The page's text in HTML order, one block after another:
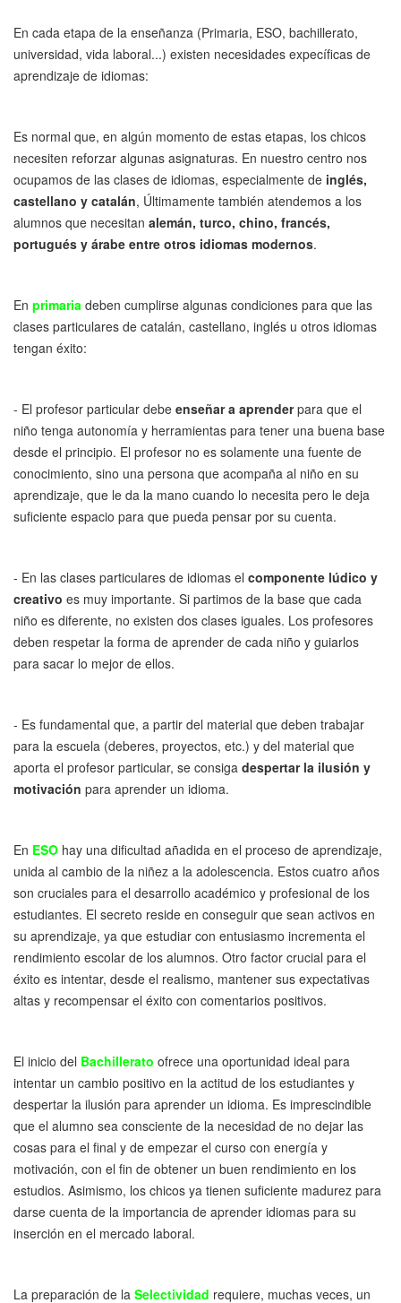
En cada etapa de la enseñanza (Primaria, ESO, bachillerato,
universidad, vida laboral...) existen necesidades expecíficas de
aprendizaje de idiomas:
Es normal que, en algún momento de estas etapas, los chicos
necesiten reforzar algunas asignaturas. En nuestro centro nos
ocupamos de las clases de idiomas, especialmente de inglés,
castellano y catalán, Últimamente también atendemos a los
alumnos que necesitan alemán, turco, chino, francés,
portugués y árabe entre otros idiomas modernos.
En primaria deben cumplirse algunas condiciones para que las
clases particulares de catalán, castellano, inglés u otros idiomas
tengan éxito:
- El profesor particular debe enseñar a aprenderpara que el
niño tenga autonomía y herramientas para tener una buena base
desde el principio. El profesor no es solamente una fuente de
conocimiento, sino una persona que acompaña al niño en su
aprendizaje, que le da la mano cuando lo necesita pero le deja
suficiente espacio para que pueda pensar por su cuenta.
- En las clases particulares de idiomas el componente lúdico y
creativo es muy importante. Si partimos de la base que cada
niño es diferente, no existen dos clases iguales. Los profesores
deben respetar la forma de aprender de cada niño y guiarlos
para sacar lo mejor de ellos.
- Es fundamental que, a partir del material que deben trabajar
para la escuela (deberes, proyectos, etc.) y del material que
aporta el profesor particular, se consiga despertar la ilusión y
motivación para aprender un idioma.
En ESO hay una dificultad añadida en el proceso de aprendizaje,
unida al cambio de la niñez a la adolescencia. Estos cuatro años
son cruciales para el desarrollo académico y profesional de los
estudiantes. El secreto reside en conseguir que sean activos en
su aprendizaje, ya que estudiar con entusiasmo incrementa el
rendimiento escolar de los alumnos. Otro factor crucial para el
éxito es intentar, desde el realismo, mantener sus expectativas
altas y recompensar el éxito con comentarios positivos.
El inicio del Bachillerato ofrece una oportunidad ideal para
intentar un cambio positivo en la actitud de los estudiantes y
despertar la ilusión para aprender un idioma. Es imprescindible
que el alumno sea consciente de la necesidad de no dejar las
cosas para el final y de empezar el curso con energía y
motivación, con el fin de obtener un buen rendimiento en los
estudios. Asimismo, los chicos ya tienen suficiente madurez para
darse cuenta de la importancia de aprender idiomas para su
inserción en el mercado laboral.
La preparación de la Selectividad requiere, muchas veces, un